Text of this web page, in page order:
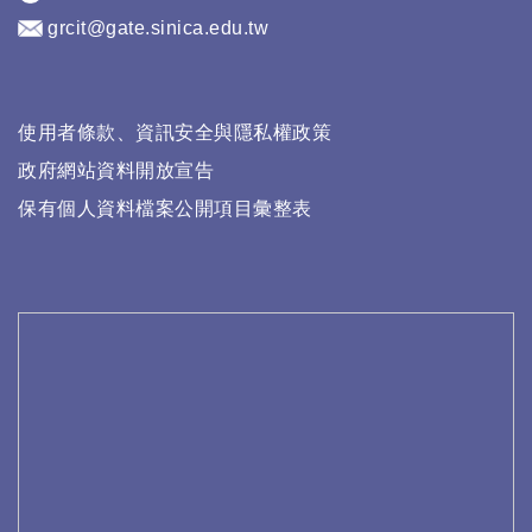
grcit@gate.sinica.edu.tw
使用者條款、資訊安全與隱私權政策
政府網站資料開放宣告
保有個人資料檔案公開項目彙整表